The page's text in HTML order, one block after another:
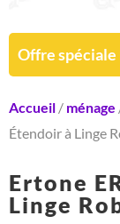
Offre spéciale
Accueil / ménage
Étendoir à Linge
Ertone
Linge